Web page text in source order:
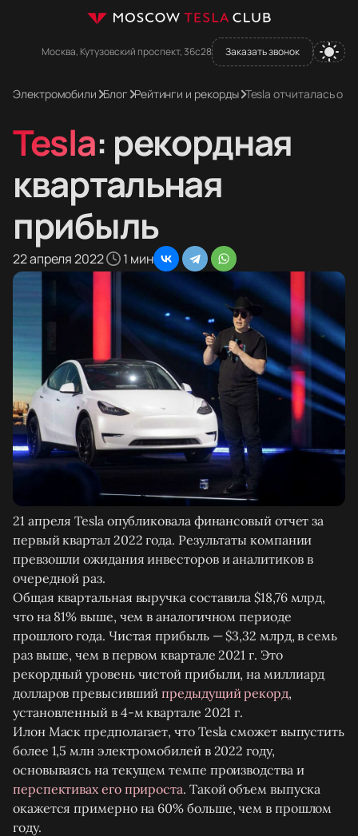
Москва, Кутузовский проспект, 36с28 Заказать звонок
Электромобили Блог Рейтинги и рекорды Tesla отчиталась о
Tesla: рекордная
квартальная
прибыль
22 апреля 2022 1 мин
21 апреля Tesla опубликовала финансовый отчет за
первый квартал 2022 года. Результаты компании
превзошли ожидания инвесторов и аналитиков в
очередной раз.
Общая квартальная выручка составила $18,76 млрд,
что на 81% выше, чем в аналогичном периоде
прошлого года. Чистая прибыль — $3,32 млрд, в семь
раз выше, чем в первом квартале 2021 г. Это
рекордный уровень чистой прибыли, на миллиард
долларов превысившийпредыдущий рекорд,
установленный в 4-м квартале 2021 г.
Илон Маск предполагает, что Tesla сможет выпустить
более 1,5 млн электромобилей в 2022 году,
основываясь на текущем темпе производства и
перспективах его прироста. Такой объем выпуска
окажется примерно на 60% больше, чем в прошлом
году.